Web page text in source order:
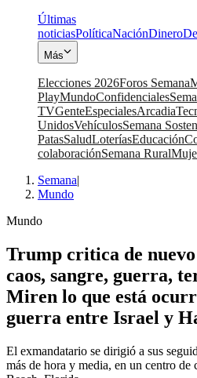
Últimas
noticiasPolíticaNaciónDinero
Más
Elecciones 2026Foros Semana
PlayMundoConfidenciales
TVGenteEspecialesArcadia
UnidosVehículosSemana
PatasSaludLoteríasEducación
colaboraciónSemana Rural
Semana|
Mundo
Mundo
Trump critica de
caos, sangre, guerra,
Miren lo que está
guerra entre Israel y
El exmandatario se dirigió a sus
más de hora y media, en un centro de